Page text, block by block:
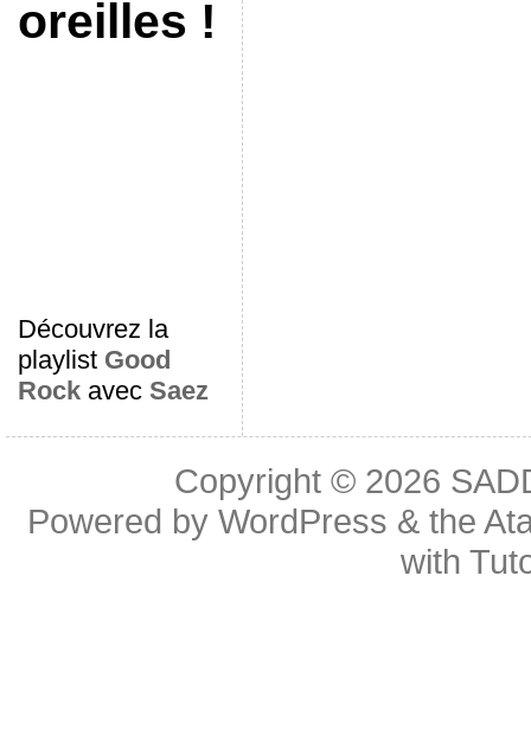
oreilles !
Découvrez la
playlist Good
Rockavec Saez
Copyright © 2026
Powered byWordPress & the
with